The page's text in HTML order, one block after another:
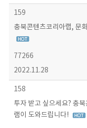
159
충북콘텐츠코리아랩, 문
77266
2022.11.28
158
투자 받고 싶으세요? 충
램이 도와드립니다!